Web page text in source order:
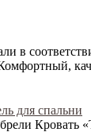
в
для спальни
Кровать